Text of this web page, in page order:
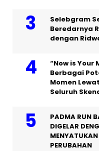
Selebgram
Beredarnya
dengan
“Now is Your
Berbagai
Momen
Seluruh
PADMA RUN
DIGELAR
PERUBAHAN